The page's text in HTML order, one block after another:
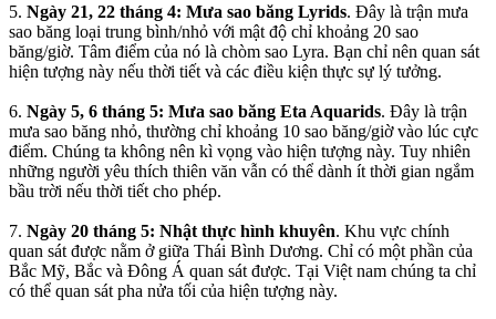
5. Ngày 21, 22 tháng 4: Mưa sao băng Lyrids. Đây là trận mưa
sao băng loại trung bình/nhỏ với mật độ chỉ khoảng 20 sao
băng/giờ. Tâm điểm của nó là chòm sao Lyra. Bạn chỉ nên quan sát
hiện tượng này nếu thời tiết và các điều kiện thực sự lý tưởng.
6. Ngày 5, 6 tháng 5: Mưa sao băng Eta Aquarids. Đây là trận
mưa sao băng nhỏ, thường chỉ khoảng 10 sao băng/giờ vào lúc cực
điểm. Chúng ta không nên kì vọng vào hiện tượng này. Tuy nhiên
những người yêu thích thiên văn vẫn có thể dành ít thời gian ngắm
bầu trời nếu thời tiết cho phép.
7. Ngày 20 tháng 5: Nhật thực hình khuyên. Khu vực chính
quan sát được nằm ở giữa Thái Bình Dương. Chỉ có một phần của
Bắc Mỹ, Bắc và Đông Á quan sát được. Tại Việt nam chúng ta chỉ
có thể quan sát pha nửa tối của hiện tượng này.